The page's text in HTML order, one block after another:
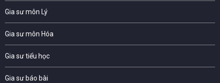
Gia sư môn Lý
Gia sư môn Hóa
Gia sư tiểu học
Gia sư báo bài